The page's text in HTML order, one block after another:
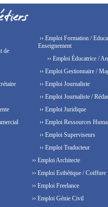
de
›› Emploi Formation /
Enseignement
›› Emploi Éducatrice /
›› Emploi Gestionnaire /
›› Emploi Journaliste
›› Emploi Journaliste /
›› Emploi Juridique
›› Emploi Ressources
›› Emploi Superviseurs
›› Emploi Traducteur
›› Emploi Architecte
›› Emploi Esthétique / Coiffure
›› Emploi Freelance
›› Emploi Génie Civil